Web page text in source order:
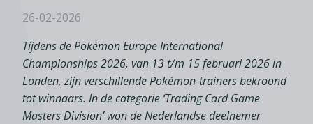
Acties
Contact
26-02-2026
Tijdens de Pokémon Europe International
Championships 2026, van 13 t/m 15 februari 2026 in
Londen, zijn verschillende Pokémon-trainers bekroond
tot winnaars. In de categorie ‘Trading Card Game
Masters Division’ won de Nederlandse deelnemer